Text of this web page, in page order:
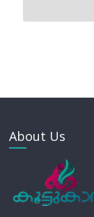
About Us